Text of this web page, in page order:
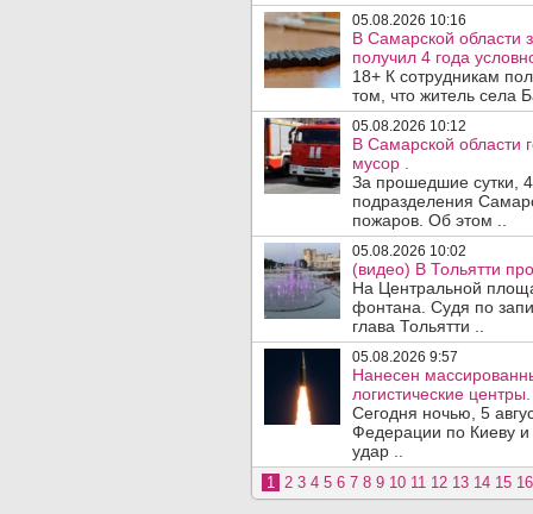
05.08.2026 10:16
В Самарской области
получил 4 года
18+ К сотрудникам
том, что житель села
05.08.2026 10:12
В Самарской области
мусор .
За прошедшие сутки,
подразделения
пожаров. Об этом ..
05.08.2026 10:02
(видео) В Тольятти
На Центральной
фонтана. Судя по
глава Тольятти ..
05.08.2026 9:57
Нанесен
логистические центры.
Сегодня ночью, 5
Федерации по Киеву и
удар ..
1 2 3 4 5 6 7 8 9 10 11 12 13 14 15 16